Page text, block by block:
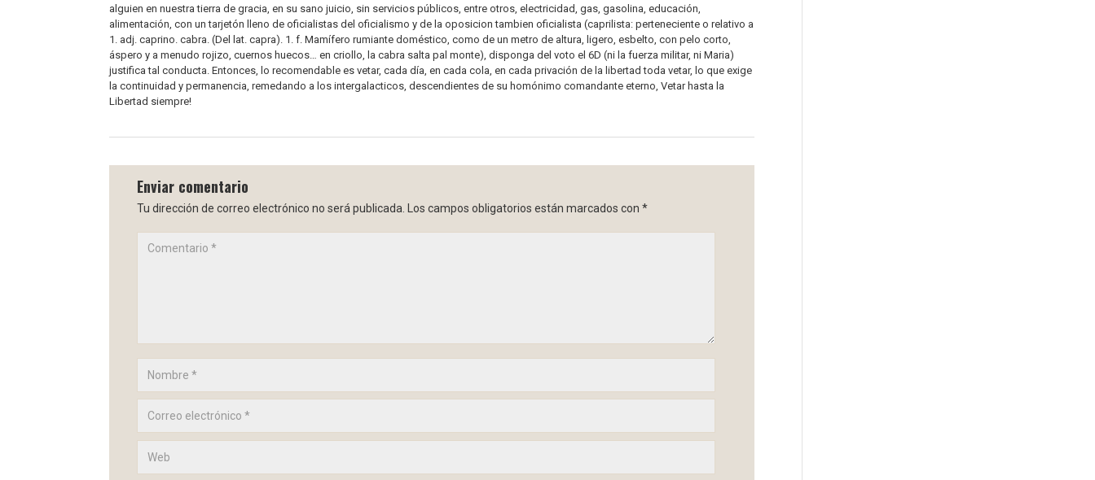
alguien en nuestra tierra de gracia, en su sano juicio, sin servicios públicos, entre otros, electricidad, gas, gasolina, educación,
alimentación, con un tarjetón lleno de oficialistas del oficialismo y de la oposicion tambien oficialista (caprilista: perteneciente o relativo a
1. adj. caprino. cabra. (Del lat. capra). 1. f. Mamífero rumiante doméstico, como de un metro de altura, ligero, esbelto, con pelo corto,
áspero y a menudo rojizo, cuernos huecos… en criollo, la cabra salta pal monte), disponga del voto el 6D (ni la fuerza militar, ni Maria)
justifica tal conducta. Entonces, lo recomendable es vetar, cada día, en cada cola, en cada privación de la libertad toda vetar, lo que exige
la continuidad y permanencia, remedando a los intergalacticos, descendientes de su homónimo comandante eterno, Vetar hasta la
Libertad siempre!
Enviar comentario
Tu dirección de correo electrónico no será publicada. Los campos obligatorios están marcados con*